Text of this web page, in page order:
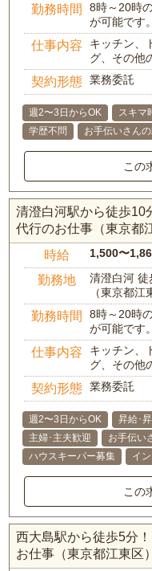
勤務時間
8時～20時
が可能です
仕事内容
キッチン、
グ、その他
契約形態 業務委託
週2〜3日からOK スキマ
学歴不問
お手伝いさん
この
清澄白河駅から徒歩10
代行のお仕事（東京都
時給 1,500〜
勤務地
清澄白河 徒
（東京都江
勤務時間
8時～20時
が可能です
仕事内容
キッチン、
グ、その他
契約形態 業務委託
週2〜3日からOK 昇給･
主婦･主夫歓迎
お手伝い
ハウスキーパー募集
イ
この
西大島駅から徒歩5分
お仕事（東京都江東区）